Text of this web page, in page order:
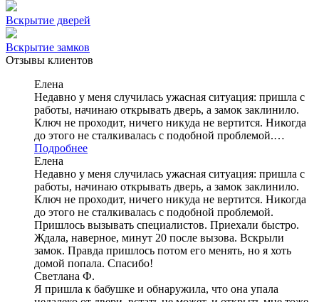
Вскрытие дверей
Вскрытие замков
Отзывы клиентов
Елена
Недавно у меня случилась ужасная ситуация: пришла с
работы, начинаю открывать дверь, а замок заклинило.
Ключ не проходит, ничего никуда не вертится. Никогда
до этого не сталкивалась с подобной проблемой.…
Подробнее
Елена
Недавно у меня случилась ужасная ситуация: пришла с
работы, начинаю открывать дверь, а замок заклинило.
Ключ не проходит, ничего никуда не вертится. Никогда
до этого не сталкивалась с подобной проблемой.
Пришлось вызывать специалистов. Приехали быстро.
Ждала, наверное, минут 20 после вызова. Вскрыли
замок. Правда пришлось потом его менять, но я хоть
домой попала. Спасибо!
Светлана Ф.
Я пришла к бабушке и обнаружила, что она упала